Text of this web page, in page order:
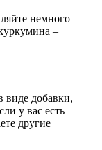
немного
–
виде добавки,
у вас есть
другие